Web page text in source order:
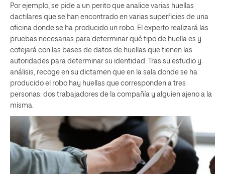
Por ejemplo, se pide a un perito que analice varias huellas
dactilares que se han encontrado en varias superficies de una
oficina donde se ha producido un robo. El experto realizará las
pruebas necesarias para determinar qué tipo de huella es y
cotejará con las bases de datos de huellas que tienen las
autoridades para determinar su identidad. Tras su estudio y
análisis, recoge en su dictamen que en la sala donde se ha
producido el robo hay huellas que corresponden a tres
personas: dos trabajadores de la compañía y alguien ajeno a la
misma.